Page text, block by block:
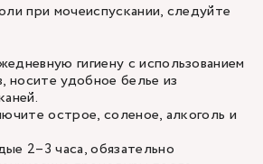
при мочеиспускании, следуйте
гигиену с использованием
носите удобное белье из
острое, соленое, алкоголь и
2–3 часа, обязательно